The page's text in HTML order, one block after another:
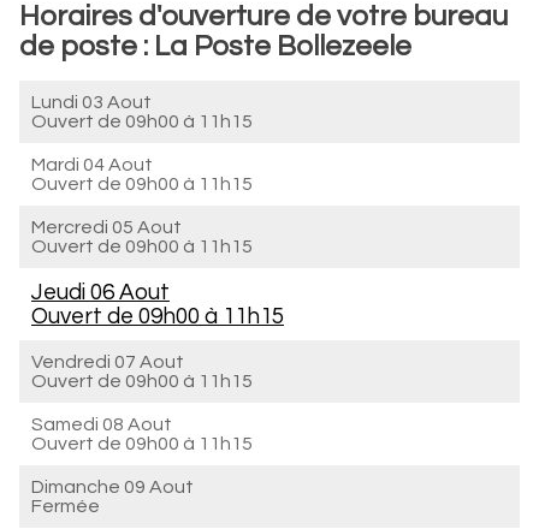
Horaires d'ouverture de votre bureau
de poste : La Poste Bollezeele
Lundi 03 Aout
Ouvert de 09h00 à 11h15
Mardi 04 Aout
Ouvert de 09h00 à 11h15
Mercredi 05 Aout
Ouvert de 09h00 à 11h15
Jeudi 06 Aout
Ouvert de 09h00 à 11h15
Vendredi 07 Aout
Ouvert de 09h00 à 11h15
Samedi 08 Aout
Ouvert de 09h00 à 11h15
Dimanche 09 Aout
Fermée